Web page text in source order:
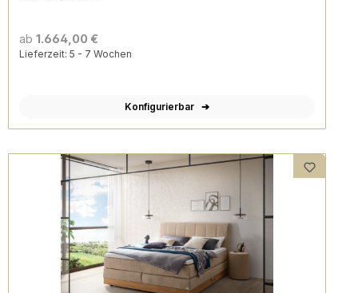
ab 1.664,00 €
Lieferzeit: 5 - 7 Wochen
Konfigurierbar